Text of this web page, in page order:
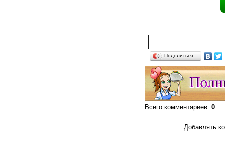
|
Поделиться…
Всего комментариев: 0
Добавлять